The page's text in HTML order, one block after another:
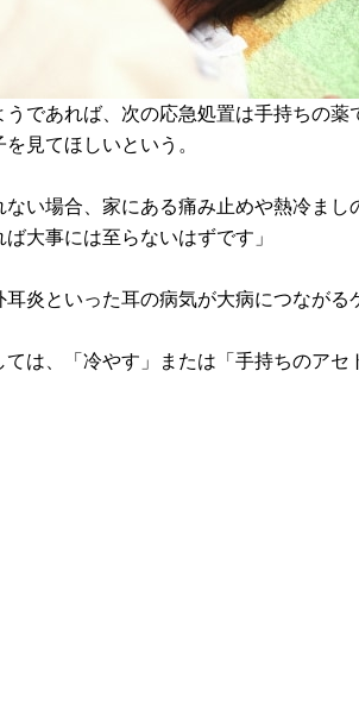
であれば、次の応急処置は手持ちの
見てほしいという。
ない場合、家にある痛み止めや熱冷ま
大事には至らないはずです」
炎といった耳の病気が大病につなが
は、「冷やす」または「手持ちのア